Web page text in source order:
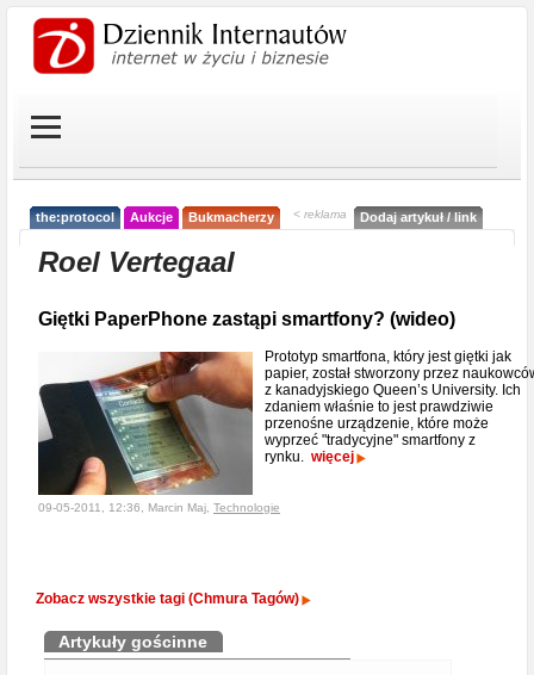
the:protocol Aukcje Bukmacherzy < reklama Dodaj artykuł / link
Roel Vertegaal
Giętki PaperPhone zastąpi smartfony? (wideo)
Prototyp smartfona, który jest giętki jak
papier, został stworzony przez
z kanadyjskiego Queen’s University. Ich
zdaniem właśnie to jest prawdziwie
przenośne urządzenie, które może
wyprzeć "tradycyjne" smartfony z
rynku. więcej
09-05-2011, 12:36, Marcin Maj, Technologie
Zobacz wszystkie tagi (Chmura Tagów)
Artykuły gościnne